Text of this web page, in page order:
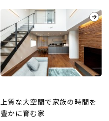
上質な大空間で家族の時間を
豊かに育む家